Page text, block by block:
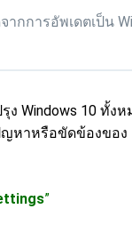
การอัพเดตเป็น
ง Windows 10 ทั้
ญหาหรือขัดข้องขอ
”